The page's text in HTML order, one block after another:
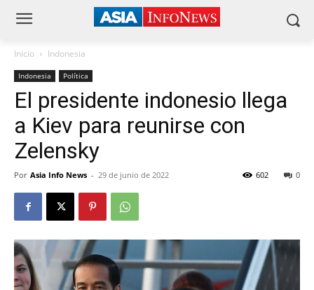
Inicio Indonesia
Indonesia Política
El presidente indonesio llega
a Kiev para reunirse con
Zelensky
Por Asia Info News - 29 de junio de 2022 0
602